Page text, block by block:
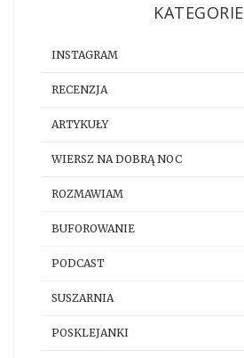
KATEGORIE
INSTAGRAM
RECENZJA
ARTYKUŁY
WIERSZ NA DOBRĄ NOC
ROZMAWIAM
BUFOROWANIE
PODCAST
SUSZARNIA
POSKLEJANKI